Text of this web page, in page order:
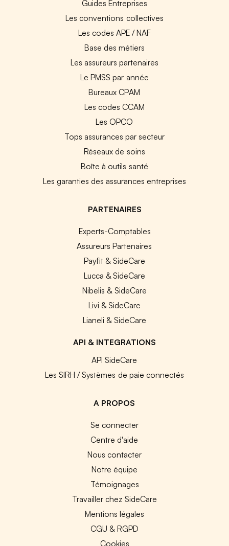
Guides Entreprises
Les conventions collectives
Les codes APE / NAF
Base des métiers
Les assureurs partenaires
Le PMSS par année
Bureaux CPAM
Les codes CCAM
Les OPCO
Tops assurances par secteur
Réseaux de soins
Boîte à outils santé
Les garanties des assurances entreprises
PARTENAIRES
Experts-Comptables
Assureurs Partenaires
Payfit & SideCare
Lucca & SideCare
Nibelis & SideCare
Livi & SideCare
Lianeli & SideCare
API & INTEGRATIONS
API SideCare
Les SIRH / Systèmes de paie connectés
A PROPOS
Se connecter
Centre d'aide
Nous contacter
Notre équipe
Témoignages
Travailler chez SideCare
Mentions légales
CGU & RGPD
Cookies